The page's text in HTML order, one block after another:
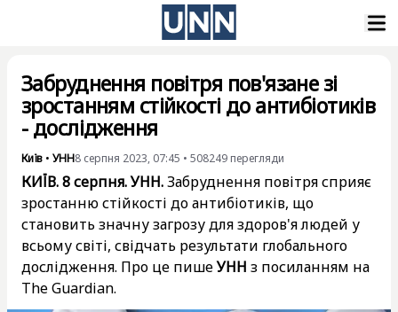
Забруднення повітря пов'язане зі
зростанням стійкості до антибіотиків
- дослідження
Київ • УНН8 серпня 2023, 07:45 • 508249 перегляди
КИЇВ. 8 серпня. УНН.Забруднення повітря сприяє
зростанню стійкості до антибіотиків, що
становить значну загрозу для здоров'я людей у
всьому світі, свідчать результати глобального
дослідження. Про це пишеУНН з посиланням на
The Guardian.